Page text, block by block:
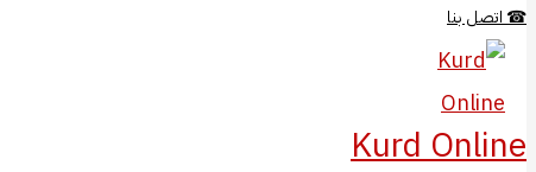
المحتوى
☎ اتصل بنا
Kurd Online